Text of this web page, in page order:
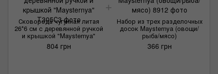
Сковорода чугунная литая
26*6 см с деревянной ручкой
и крышкой "Maysternya"
804 грн
Набор из трех разделочных
досок Maysternya (овощи/
рыба/мясо)
366 грн